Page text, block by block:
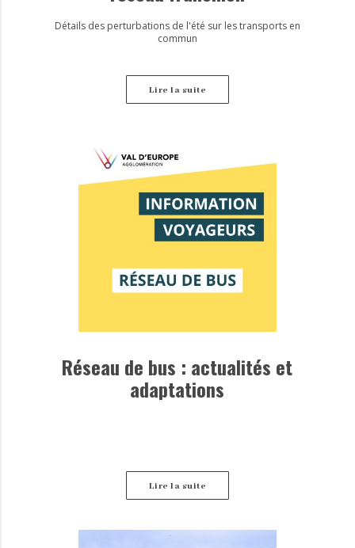
Détails des perturbations de l'été sur les transports en
commun
Lire la suite
Réseau de bus : actualités et
adaptations
Lire la suite